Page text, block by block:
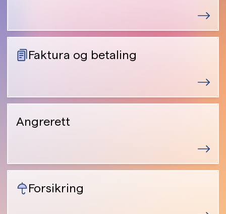
Faktura og betaling
Angrerett
Forsikring